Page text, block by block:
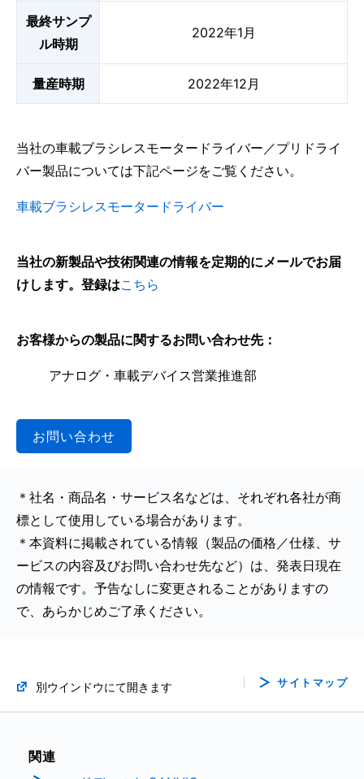
最終サンプ
ル時期
2022年1月
量産時期 2022年12月
当社の車載ブラシレスモータードライバー／プリドライ
バー製品については下記ページをご覧ください。
車載ブラシレスモータードライバー
当社の新製品や技術関連の情報を定期的にメールでお届
けします。登録はこちら
お客様からの製品に関するお問い合わせ先：
アナログ・車載デバイス営業推進部
お問い合わせ
＊社名・商品名・サービス名などは、それぞれ各社が商
標として使用している場合があります。
＊本資料に掲載されている情報（製品の価格／仕様、サ
ービスの内容及びお問い合わせ先など）は、発表日現在
の情報です。予告なしに変更されることがありますの
で、あらかじめご了承ください。
別ウインドウにて開きます サイトマップ
関連